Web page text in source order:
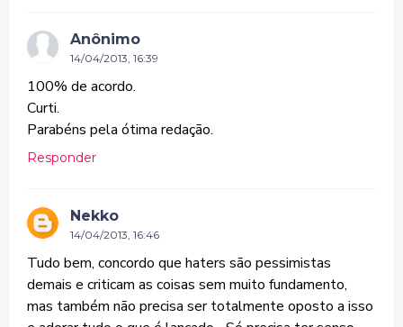
Anônimo
14/04/2013, 16:39
100% de acordo.
Curti.
Parabéns pela ótima redação.
Responder
Nekko
14/04/2013, 16:46
Tudo bem, concordo que haters são pessimistas
demais e criticam as coisas sem muito fundamento,
mas também não precisa ser totalmente oposto a isso